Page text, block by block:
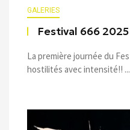
GALERIES
Festival 666
La première journée du
hostilités avec intensité!! ...